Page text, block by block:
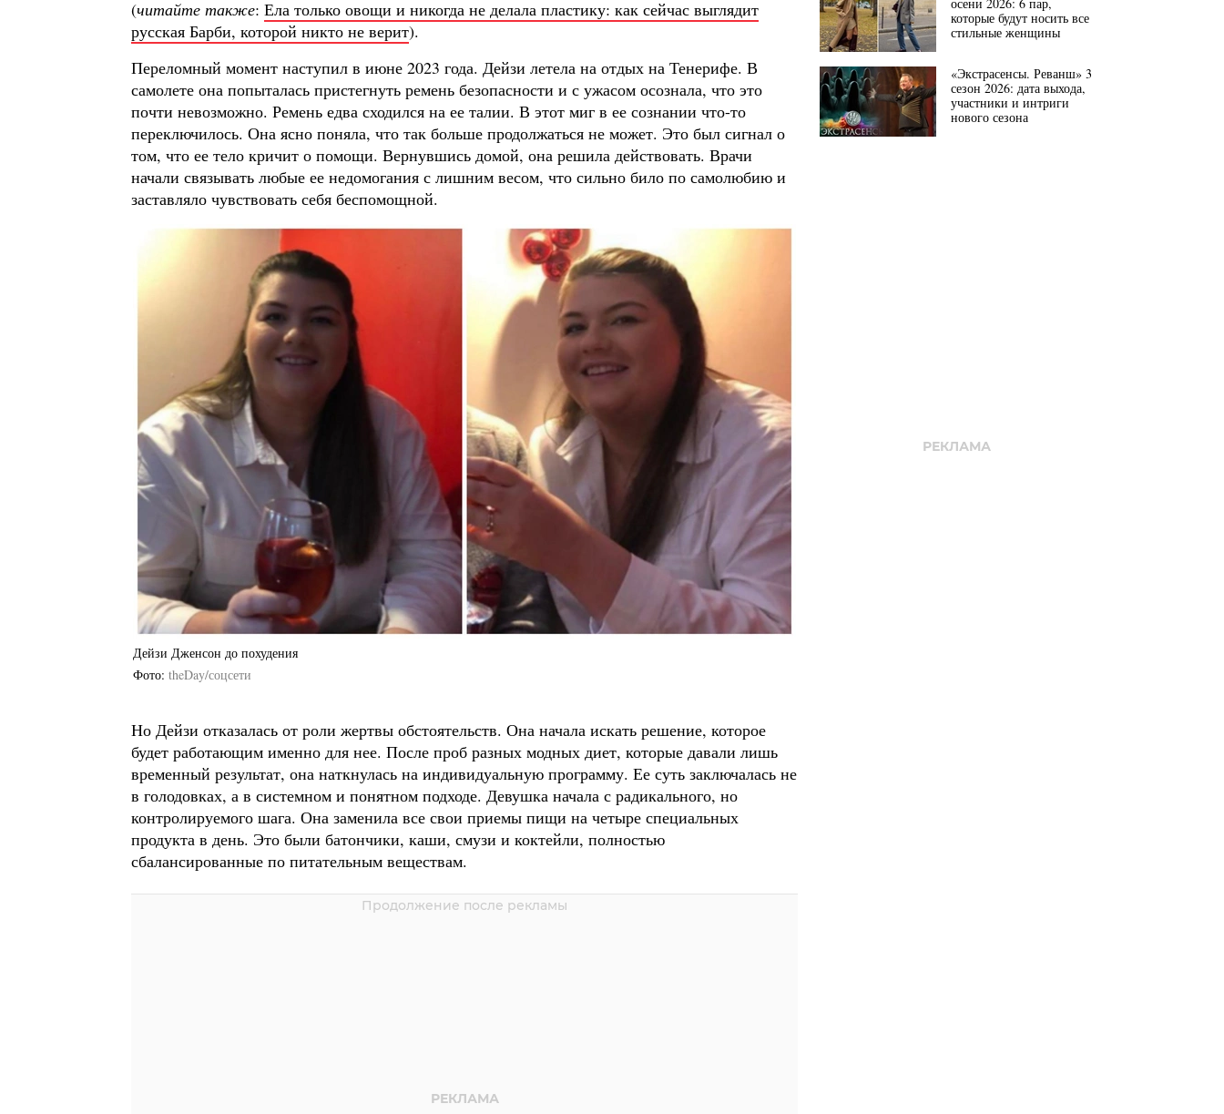
(читайте также: Ела только овощи и никогда не делала пластику: как сейчас выглядит
русская Барби, которой никто не верит).
Переломный момент наступил в июне 2023 года. Дейзи летела на отдых на Тенерифе. В
самолете она попыталась пристегнуть ремень безопасности и с ужасом осознала, что это
почти невозможно. Ремень едва сходился на ее талии. В этот миг в ее сознании что-то
переключилось. Она ясно поняла, что так больше продолжаться не может. Это был сигнал о
том, что ее тело кричит о помощи. Вернувшись домой, она решила действовать. Врачи
начали связывать любые ее недомогания с лишним весом, что сильно било по самолюбию и
заставляло чувствовать себя беспомощной.
Дейзи Дженсон до похудения
Фото theDay/соцсети
Но Дейзи отказалась от роли жертвы обстоятельств. Она начала искать решение, которое
будет работающим именно для нее. После проб разных модных диет, которые давали лишь
временный результат, она наткнулась на индивидуальную программу. Ее суть заключалась не
в голодовках, а в системном и понятном подходе. Девушка начала с радикального, но
контролируемого шага. Она заменила все свои приемы пищи на четыре специальных
продукта в день. Это были батончики, каши, смузи и коктейли, полностью
сбалансированные по питательным веществам.
которые будут носить все
стильные женщины
«Экстрасенсы. Реванш» 3
сезон 2026: дата выхода,
участники и интриги
нового сезона